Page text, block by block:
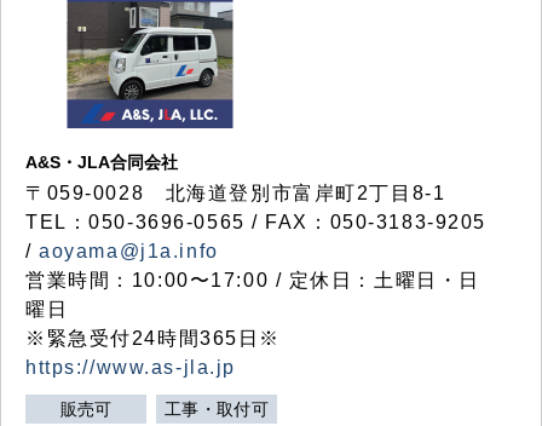
A&S・JLA合同会社
〒 059-0028 北海道登別市富岸町2丁目 8-1
TEL：050-3696-0565 / FAX：050-3183-9205
/aoyama@j1a.info
営業時間：10:00〜17:00 / 定休日：土曜日・日
曜日
※緊急受付24時間365日※
https://www.as-jla.jp
販売可 工事・取付可